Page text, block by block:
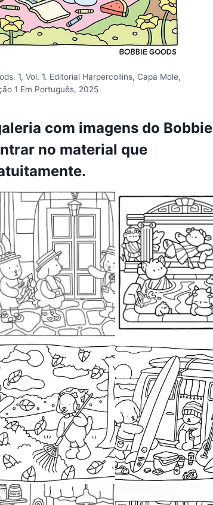
1, Vol. 1. Editorial Harpercollins, Capa Mole,
1 Em Português, 2025
com imagens do Bobbie
no material que
.